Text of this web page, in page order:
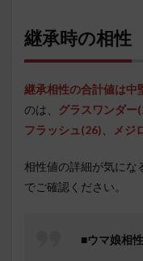
継承時の相性
継承相性の合計値は中
のは、 グラスワンダー
フラッシュ(26)
メジ
相性値の詳細が気にな
でご確認ください。
■ウマ娘相